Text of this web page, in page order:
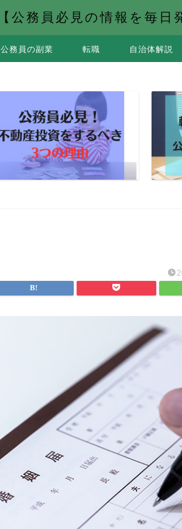
【公務員必見の情報を毎日
公務員の副業 転職 自治体解説